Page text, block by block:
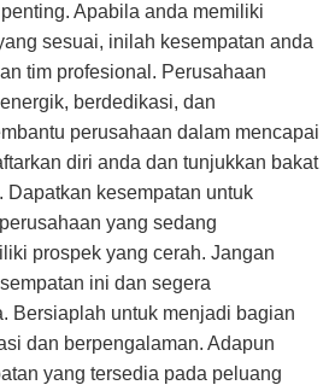
Apabila anda memiliki
sesuai, inilah kesempatan anda
tim profesional. Perusahaan
berdedikasi, dan
perusahaan dalam mencapai
diri anda dan tunjukkan bakat
Dapatkan kesempatan untuk
yang sedang
prospek yang cerah. Jangan
ini dan segera
Bersiaplah untuk menjadi bagian
dan berpengalaman. Adapun
yang tersedia pada peluang